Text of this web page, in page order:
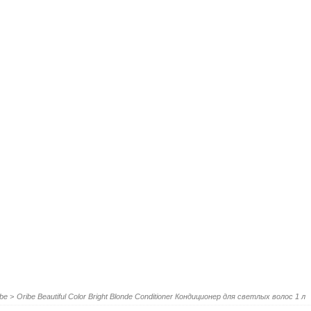
> Oribe Beautiful Color Bright Blonde Conditioner Кондиционер для светлых волос 1 л